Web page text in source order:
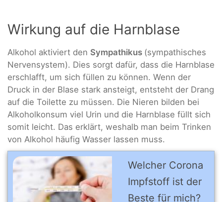
Wirkung auf die Harnblase
Alkohol aktiviert den Sympathikus (sympathisches
Nervensystem). Dies sorgt dafür, dass die Harnblase
erschlafft, um sich füllen zu können. Wenn der
Druck in der Blase stark ansteigt, entsteht der Drang
auf die Toilette zu müssen. Die Nieren bilden bei
Alkoholkonsum viel Urin und die Harnblase füllt sich
somit leicht. Das erklärt, weshalb man beim Trinken
von Alkohol häufig Wasser lassen muss.
Welcher Corona
Impfstoff ist der
Beste für mich?